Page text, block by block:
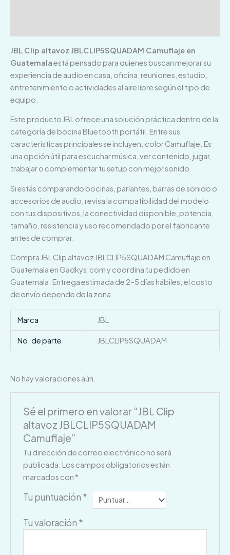
JBL Clip altavoz JBLCLIP5SQUADAM Camuflaje en
Guatemalaestá pensado para quienes buscan mejorar su
experiencia de audio en casa, oficina, reuniones, estudio,
entretenimiento o actividades al aire libre según el tipo de
equipo.
Este producto JBL ofrece una solución práctica dentro de la
categoría de bocina Bluetooth portátil. Entre sus
características principales se incluyen: color Camuflaje. Es
una opción útil para escuchar música, ver contenido, jugar,
trabajar o complementar tu setup con mejor sonido.
Si estás comparando bocinas, parlantes, barras de sonido o
accesorios de audio, revisa la compatibilidad del modelo
con tus dispositivos, la conectividad disponible, potencia,
tamaño, resistencia y uso recomendado por el fabricante
antes de comprar.
Compra JBL Clip altavoz JBLCLIP5SQUADAM Camuflaje en
Guatemala en Gadkys.com y coordina tu pedido en
Guatemala. Entrega estimada de 2–5 días hábiles; el costo
de envío depende de la zona.
Marca JBL
No. de parte JBLCLIP5SQUADAM
No hay valoraciones aún.
Sé el primero en valorar “JBL Clip
altavoz JBLCLIP5SQUADAM
Camuflaje”
Tu dirección de correo electrónico no será
publicada. Los campos obligatorios están
marcados con *
Tu puntuación *
Tu valoración *